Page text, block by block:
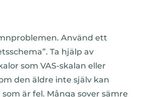
Använd ett
Ta hjälp av
som VAS-skalan eller
den äldre inte själv kan
är fel. Många sover sämre